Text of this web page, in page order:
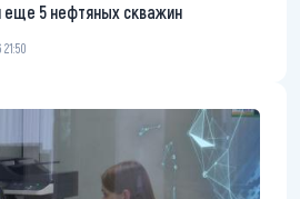
еще 5 нефтяных скважин